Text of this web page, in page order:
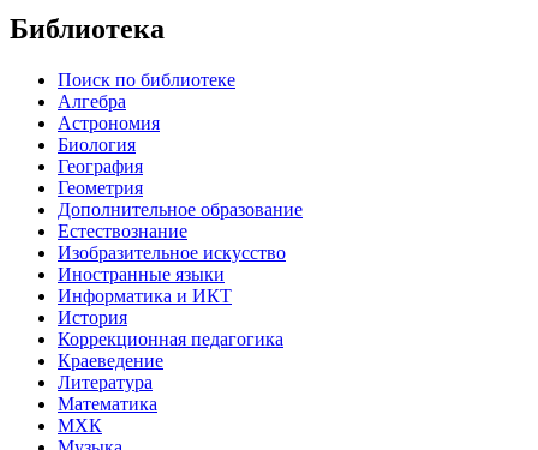
Библиотека
Поиск по библиотеке
Алгебра
Астрономия
Биология
География
Геометрия
Дополнительное образование
Естествознание
Изобразительное искусство
Иностранные языки
Информатика и ИКТ
История
Коррекционная педагогика
Краеведение
Литература
Математика
МХК